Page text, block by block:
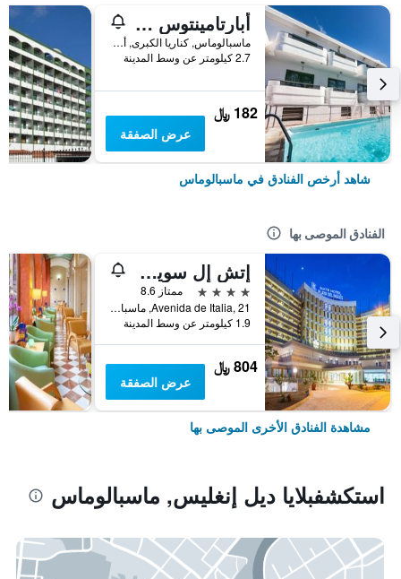
أبارتامينتوس أوليمبيا
ماسبالوماس, كناريا الكبرى, أسبانيا
2.7 كيلومتر عن وسط المدينة
182 ﷼
عرض الصفقة
شاهد أرخص الفنادق في ماسبالوماس
الفنادق الموصى بها
إتش إل سويت هوتل بلايا ديل إنجليس
4 نجوم
ممتاز 8.6
Avenida de Italia, 21, ماسبالوماس, كناريا الكبرى, أسبانيا
1.9 كيلومتر عن وسط المدينة
804 ﷼
عرض الصفقة
مشاهدة الفنادق الأخرى الموصى بها
استكشفبلايا ديل إنغليس, ماسبالوماس